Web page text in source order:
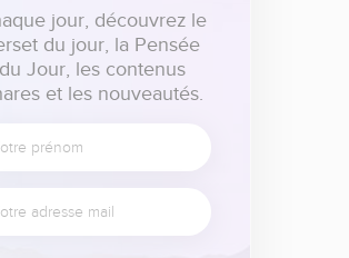
jour, découvrez le
du jour, la Pensée
du Jour, les contenus
et les nouveautés.